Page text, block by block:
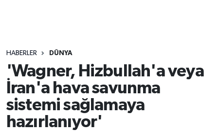
HABERLER DÜNYA
'Wagner, Hizbullah'a veya
İran'a hava savunma
sistemi sağlamaya
hazırlanıyor'